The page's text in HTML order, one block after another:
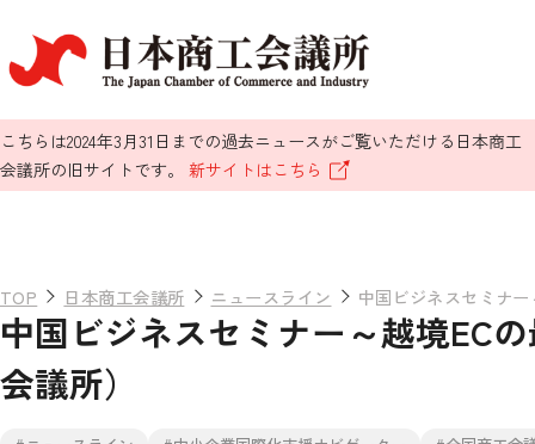
こちらは2024年3月31日までの過去ニュースがご覧いただける日本商工
会議所の旧サイトです。 新サイトはこちら
TOP 日本商工会議所 ニュースライン 中国ビジネスセミナ
中国ビジネスセミナー～越境EC
会議所）